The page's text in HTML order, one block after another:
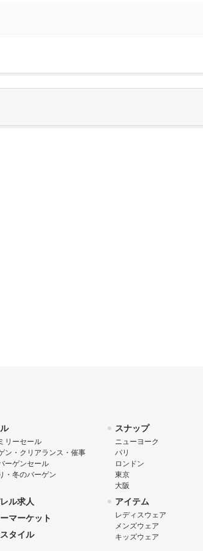
リーセール
ン・クリアランス・催事
ーゲンセール
・冬のバーゲン
ル求人
マーケット
タイル
スナップ
ニューヨーク
パリ
ロンドン
東京
大阪
アイテム
レディスウェア
メンズウェア
キッズウェア